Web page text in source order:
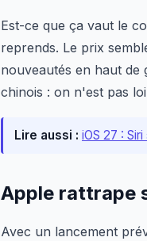
Est-ce que ça vaut le
reprends. Le prix
nouveautés en haut de
chinois : on n'est pas
Lire aussi : iOS 27 :
Apple rattrape
Avec un lancement